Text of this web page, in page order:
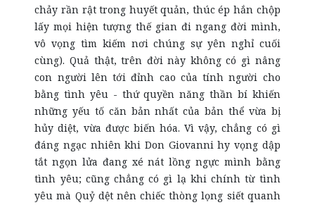
chảy rần rật trong huyết quản, thúc ép hắn chộp
lấy mọi hiện tượng thế gian đi ngang đời mình,
vô vọng tìm kiếm nơi chúng sự yên nghỉ cuối
cùng). Quả thật, trên đời này không có gì nâng
con người lên tới đỉnh cao của tính người cho
bằng tình yêu - thứ quyền năng thần bí khiến
những yếu tố căn bản nhất của bản thể vừa bị
hủy diệt, vừa được biến hóa. Vì vậy, chẳng có gì
đáng ngạc nhiên khi Don Giovanni hy vọng dập
tắt ngọn lửa đang xé nát lồng ngực mình bằng
tình yêu; cũng chẳng có gì lạ khi chính từ tình
yêu mà Quỷ dệt nên chiếc thòng lọng siết quanh